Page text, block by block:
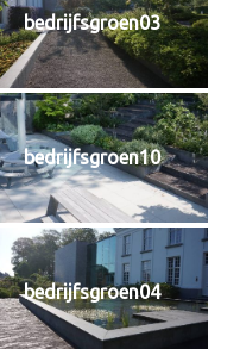
bedrijfsgroen03
bedrijfsgroen10
bedrijfsgroen04